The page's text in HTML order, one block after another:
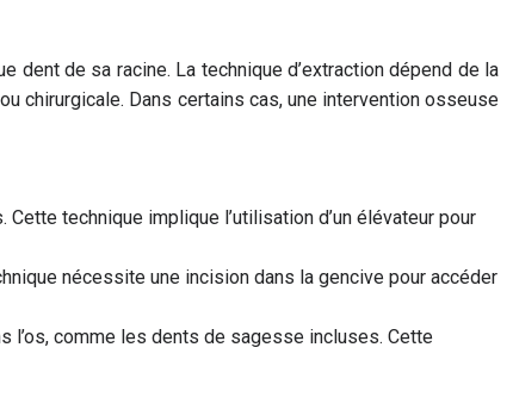
de sa racine. La technique d’extraction dépend de la
chirurgicale. Dans certains cas, une intervention osseuse
technique implique l’utilisation d’un élévateur pour
nécessite une incision dans la gencive pour accéder
comme les dents de sagesse incluses. Cette